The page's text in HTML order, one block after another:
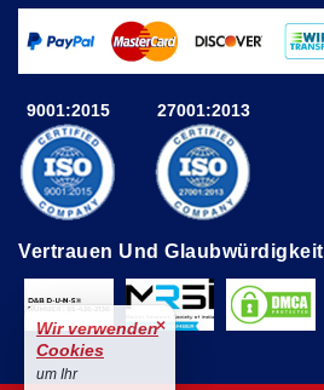
9001:2015 27001:2013
Vertrauen Und Glaubwürdigkeit
Wir verwenden
Cookies
×
um Ihr